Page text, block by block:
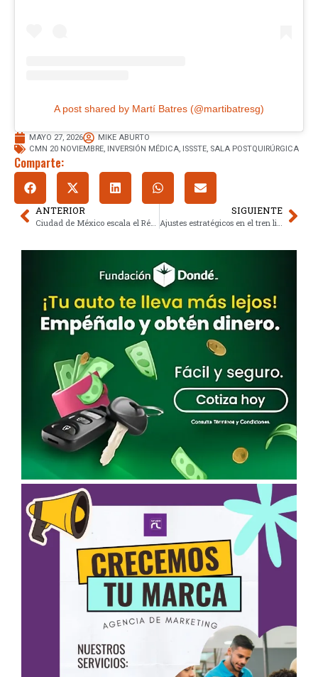
A post shared by Martí Batres (@martibatresg)
MAYO 27, 2026
MIKE ABURTO
CMN 20 NOVIEMBRE INVERSIÓN MÉDICA ISSSTE SALA POSTQUIRÚRGICA
Comparte:
ANTERIOR SIGUIENTE